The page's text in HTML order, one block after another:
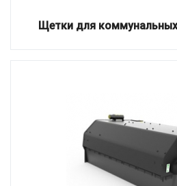
Щетки для